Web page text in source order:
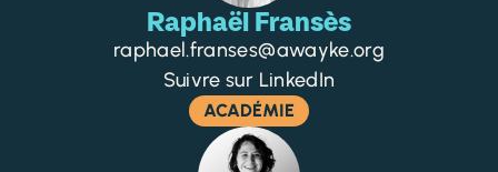
Raphaël Fransès
raphael.franses@awayke.org
Suivre sur LinkedIn
ACADÉMIE